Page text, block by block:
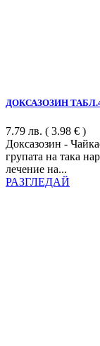
ДОКСАЗОЗИН
7.79 лв. ( 3.98 € )
Доксазозин -
групата на така
лечение на...
РАЗГЛЕДАЙ